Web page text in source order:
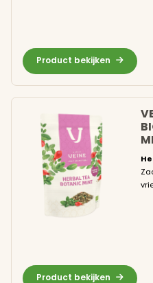
Over
Over
Product bekijken
Product bekijken